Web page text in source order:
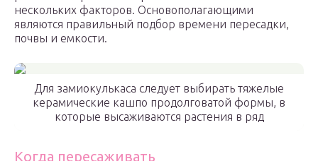
нескольких факторов. Основополагающими
являются правильный подбор времени пересадки,
почвы и емкости.
Для замиокулькаса следует выбирать тяжелые
керамические кашпо продолговатой формы, в
которые высаживаются растения в ряд
Когда пересаживать